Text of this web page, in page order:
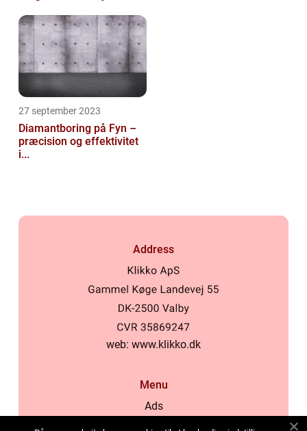
27 september 2023
Diamantboring på Fyn –
præcision og effektivitet
i...
Address
web: www.klikko.dk
Menu
Ads